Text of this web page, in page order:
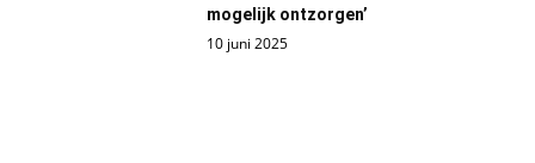
mogelijk ontzorgen’
10 juni 2025